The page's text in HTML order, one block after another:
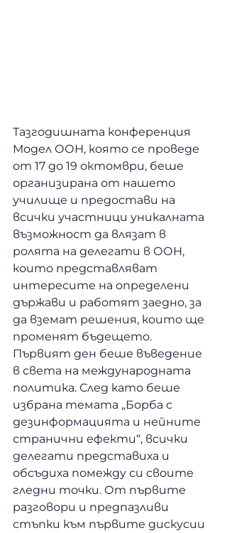
Тазгодишната конференция
Модел ООН, която се проведе
от 17 до 19 октомври, беше
организирана от нашето
училище и предостави на
всички участници уникалната
възможност да влязат в
ролята на делегати в ООН,
които представляват
интересите на определени
държави и работят заедно, за
да вземат решения, които ще
променят бъдещето.
Първият ден беше въведение
в света на международната
политика. След като беше
избрана темата „Борба с
дезинформацията и нейните
странични ефекти“, всички
делегати представиха и
обсъдиха помежду си своите
гледни точки. От първите
разговори и предпазливи
стъпки към първите дискусии